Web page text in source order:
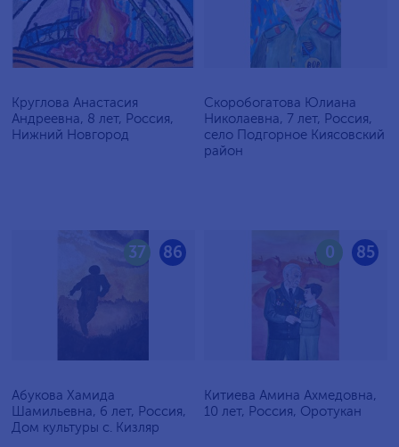
Круглова Анастасия
Андреевна, 8 лет, Россия,
Нижний Новгород
Скоробогатова Юлиана
Николаевна, 7 лет, Россия,
село Подгорное Киясовский
район
86
37
Абукова Хамида
Шамильевна, 6 лет, Россия,
Дом культуры с. Кизляр
85
0
Китиева Амина Ахмедовна,
10 лет, Россия, Оротукан